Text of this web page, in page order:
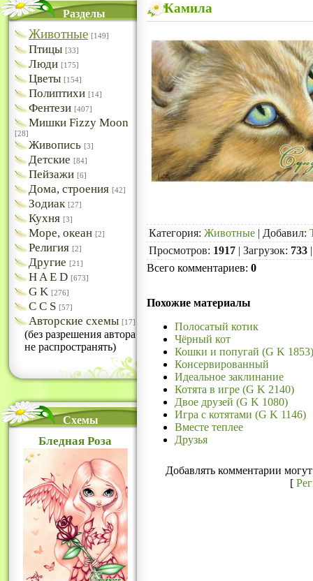
Разделы
Животные [149]
Птицы [33]
Люди [175]
Цветы [154]
Полиптихи [14]
Фентези [407]
Мишки Fizzy Moon
[28]
Живопись [3]
Детские [84]
Пейзажи [6]
Дома, строения [42]
Зодиак [27]
Кухня [3]
Море, океан [2]
Религия [2]
Другие [21]
H A E D [673]
G K [276]
C C S [57]
Авторские схемы [17]
(без разрешения автора
не распространять)
Схемы
Бледная Роза
Камила
Категория: Животные | Добавил:
Просмотров: 1917 | Загрузок: 733
Всего комментариев: 0
Похожие материалы
Полосатый котик
Чёрный кот
Кошки и попугай (G K 1853)
Консервированный
Идеальное заклинание
Котята в игре (G K 2140)
Двое друзей (G K 1080)
Игра с котятами (G K 1146)
Вместе теплее
Друзья
Добавлять комментарии
[